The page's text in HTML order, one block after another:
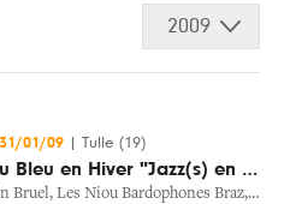
2009
31/01/09 Tulle (19)
Festival Du Bleu en Hiver "Jazz(s) en Tête"
Bruel, Les Niou Bardophones Braz,